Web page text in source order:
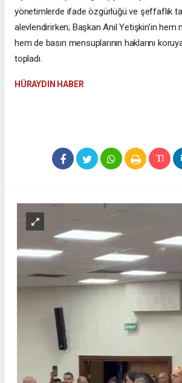
yönetimlerde ifade özgürlüğü ve şeffaflık
alevlendirirken; Başkan Anıl Yetişkin’in hem
hem de basın mensuplarının haklarını
topladı.
HÜRAYDIN HABER